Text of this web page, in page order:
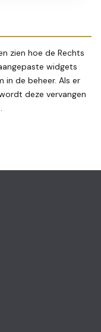
zien hoe de Rechts
widgets
in de beheer. Als er
deze vervangen